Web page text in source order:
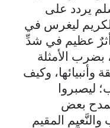
يردد على
ليغرس في
أثرٌ عظيم في شدِّ
بضرب الأمثلة
وكيف
ليصبروا
بمدح بعض
المقيم